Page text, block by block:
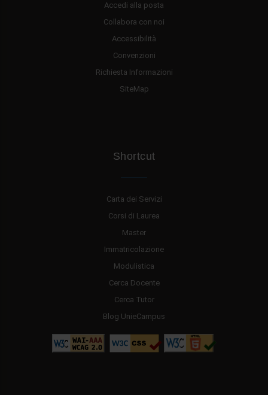
Accedi alla posta
Collabora con noi
Accessibilità
Convenzioni
Richiesta Informazioni
SiteMap
Shortcut
Carta dei Servizi
Corsi di Laurea
Master
Immatricolazione
Modulistica
Cerca Docente
Cerca Tutor
Blog UnieCampus